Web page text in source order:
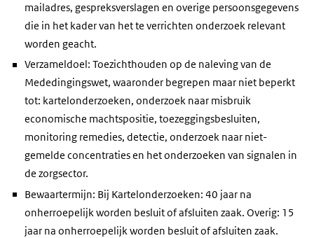
mailadres, gespreksverslagen en overige persoonsgegevens
die in het kader van het te verrichten onderzoek relevant
worden geacht.
Verzameldoel: Toezichthouden op de naleving van de
Mededingingswet, waaronder begrepen maar niet beperkt
tot: kartelonderzoeken, onderzoek naar misbruik
economische machtspositie, toezeggingsbesluiten,
monitoring remedies, detectie, onderzoek naar niet-
gemelde concentraties en het onderzoeken van signalen in
de zorgsector.
Bewaartermijn: Bij Kartelonderzoeken: 40 jaar na
onherroepelijk worden besluit of afsluiten zaak. Overig: 15
jaar na onherroepelijk worden besluit of afsluiten zaak.